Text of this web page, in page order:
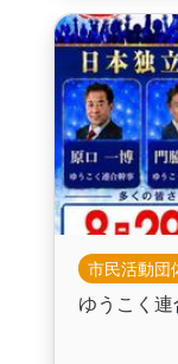
市民活動団
ゆうこく